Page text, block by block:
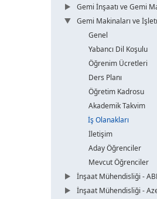
Gemi İnşaatı ve Gemi
Gemi Makinaları ve
Genel
Yabancı Dil Koşulu
Öğrenim Ücretleri
Ders Planı
Öğretim Kadrosu
Akademik Takvim
İş Olanakları
İletişim
Aday Öğrenciler
Mevcut Öğrenciler
İnşaat Mühendisliği -
İnşaat Mühendisliği -